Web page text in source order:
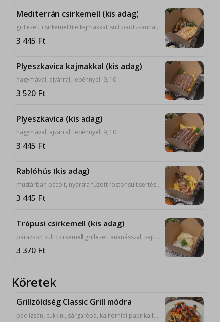
Mediterrán csirkemell (kis adag)
grillezett csirkemellfilé kajmakkal, sült padlizsánnal.9, 10
3 445 Ft
Plyeszkavica kajmakkal (kis adag)
hagymával, ajvárral, lepénnyel. 9, 10
3 520 Ft
Plyeszkavica (kis adag)
hagymával, ajvárral, lepénnyel. 9, 10
3 445 Ft
Rablóhús (kis adag)
mustárban pácolt, nyársra fűzött rostonsült sertéstarja, hagymával, ajvárral, lepénnyel. 9, 10
3 445 Ft
Trópusi csirkemell (kis adag)
parázson sült csirkemell grillezett ananásszal, sajttal, lepénnyel. 7, 9, 10
3 370 Ft
Köretek
Grillzöldség Classic Grill módra
padlizsán, cukkini, sárgarépa, kaliforniai paprika fűszerezve, serpenyőben összeforgatva. 1, 6